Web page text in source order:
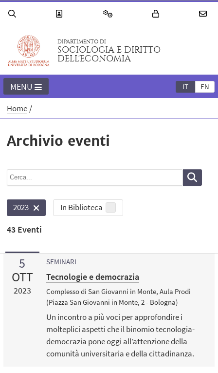
DIPARTIMENTO DI
SOCIOLOGIA E DIRITTO
DELL'ECONOMIA
IT EN
MENU
Home
Archivio eventi
2023 In Biblioteca
43 Eventi
5
OTT
2023
SEMINARI
Tecnologie e democrazia
Complesso di San Giovanni in Monte, Aula Prodi
(Piazza San Giovanni in Monte, 2 - Bologna)
Un incontro a più voci per approfondire i
molteplici aspetti che il binomio tecnologia-
democrazia pone oggi all’attenzione della
comunità universitaria e della cittadinanza.